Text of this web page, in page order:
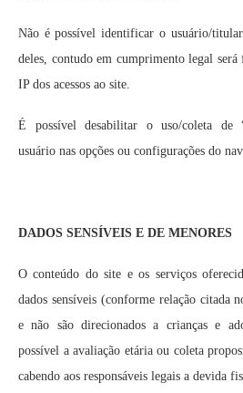
Não é possível identificar o usuário/
deles, contudo em cumprimento legal
IP dos acessos ao site.
É possível desabilitar o uso/coleta de
usuário nas opções ou configurações do
DADOS SENSÍVEIS E DE MENORES
O conteúdo do site e os serviços
dados sensíveis (conforme relação citada
e não são direcionados a crianças e
possível a avaliação etária ou coleta
cabendo aos responsáveis legais a devida